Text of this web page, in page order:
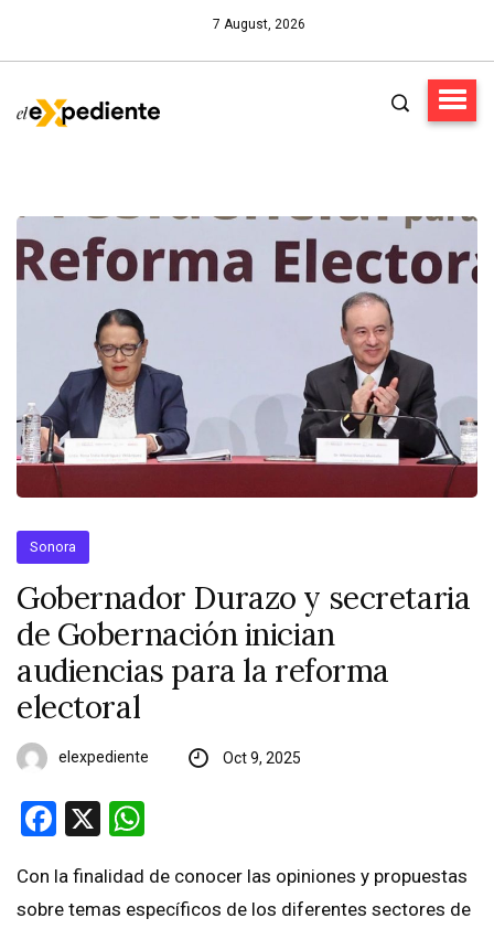
7 August, 2026
Sonora
Gobernador Durazo y secretaria
de Gobernación inician
audiencias para la reforma
electoral
elexpediente Oct 9, 2025
Facebook
X
Con la finalidad de conocer las opiniones y propuestas
sobre temas específicos de los diferentes sectores de